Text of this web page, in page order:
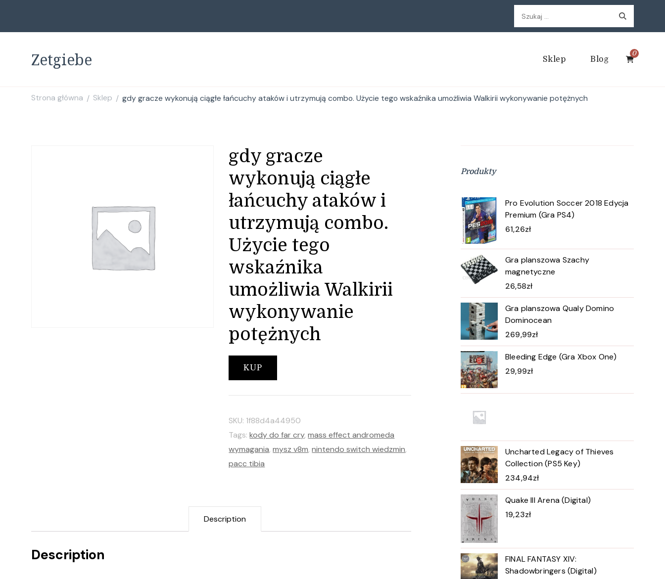
Szukaj:
Zetgiebe Sklep Blog
0
Strona główna / Sklep / gdy gracze wykonują ciągłe łańcuchy ataków i utrzymują combo. Użycie tego wskaźnika umożliwia Walkirii wykonywanie potężnych
gdy gracze
wykonują ciągłe
łańcuchy ataków i
utrzymują combo.
Użycie tego
wskaźnika
umożliwia Walkirii
wykonywanie
potężnych
KUP
SKU: 1f88d4a44950
Tags:kody do far cry,mass effect andromeda
wymagania,mysz v8m,nintendo switch wiedzmin,
pacc tibia
Description
Description
Produkty
Pro Evolution Soccer 2018 Edycja
Premium (Gra PS4)
61,26zł
Gra planszowa Szachy
magnetyczne
26,58zł
Gra planszowa Qualy Domino
Dominocean
269,99zł
Bleeding Edge (Gra Xbox One)
29,99zł
Uncharted Legacy of Thieves
Collection (PS5 Key)
234,94zł
Quake III Arena (Digital)
19,23zł
FINAL FANTASY XIV:
Shadowbringers (Digital)